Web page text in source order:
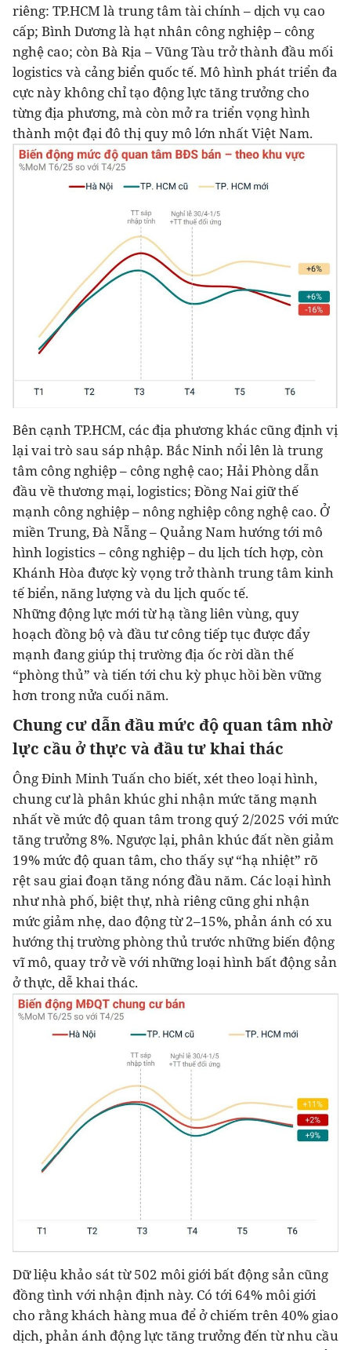
riêng: TP.HCM là trung tâm tài chính – dịch vụ cao
cấp; Bình Dương là hạt nhân công nghiệp – công
nghệ cao; còn Bà Rịa – Vũng Tàu trở thành đầu mối
logistics và cảng biển quốc tế. Mô hình phát triển đa
cực này không chỉ tạo động lực tăng trưởng cho
từng địa phương, mà còn mở ra triển vọng hình
thành một đại đô thị quy mô lớn nhất Việt Nam.
Bên cạnh TP.HCM, các địa phương khác cũng định vị
lại vai trò sau sáp nhập. Bắc Ninh nổi lên là trung
tâm công nghiệp – công nghệ cao; Hải Phòng dẫn
đầu về thương mại, logistics; Đồng Nai giữ thế
mạnh công nghiệp – nông nghiệp công nghệ cao. Ở
miền Trung, Đà Nẵng – Quảng Nam hướng tới mô
hình logistics – công nghiệp – du lịch tích hợp, còn
Khánh Hòa được kỳ vọng trở thành trung tâm kinh
tế biển, năng lượng và du lịch quốc tế.
Những động lực mới từ hạ tầng liên vùng, quy
hoạch đồng bộ và đầu tư công tiếp tục được đẩy
mạnh đang giúp thị trường địa ốc rời dần thế
“phòng thủ” và tiến tới chu kỳ phục hồi bền vững
hơn trong nửa cuối năm.
Chung cư dẫn đầu mức độ quan tâm nhờ
lực cầu ởthực và đầu tư khai thác
Ông Đinh Minh Tuấn cho biết, xét theo loại hình,
chung cưlà phân khúc ghi nhận mức tăng mạnh
nhất về mức độ quan tâm trong quý 2/2025 với mức
tăng trưởng 8%. Ngược lại, phân khúc đất nền giảm
19% mức độ quan tâm, cho thấy sự “hạ nhiệt” rõ
rệt sau giai đoạn tăng nóng đầu năm. Các loại hình
như nhà phố, biệt thự, nhà riêng cũng ghi nhận
mức giảm nhẹ, dao động từ 2–15%, phản ánh có xu
hướng thị trường phòng thủ trước những biến động
vĩ mô, quay trở về với những loại hình bất động sản
ở thực, dễ khai thác.
Dữ liệu khảo sát từ 502 môi giới bất động sản cũng
đồng tình với nhận định này. Có tới 64% môi giới
cho rằng khách hàng mua để ở chiếm trên 40% giao
dịch, phản ánh động lực tăng trưởng đến từ nhu cầu